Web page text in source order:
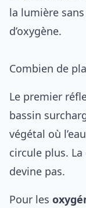
la lumière
d’oxygène.
Combien de
Le premier
bassin
végétal où
circule plus.
devine pas.
Pour les